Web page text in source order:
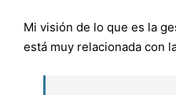
Mi visión de lo que es la
está muy relacionada con